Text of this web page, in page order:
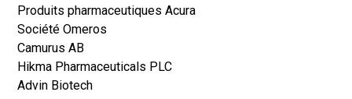
Produits pharmaceutiques Acura
Société Omeros
Camurus AB
Hikma Pharmaceuticals PLC
Advin Biotech